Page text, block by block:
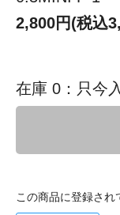
2,800円(税込
在庫 0：只今
この商品に登録され